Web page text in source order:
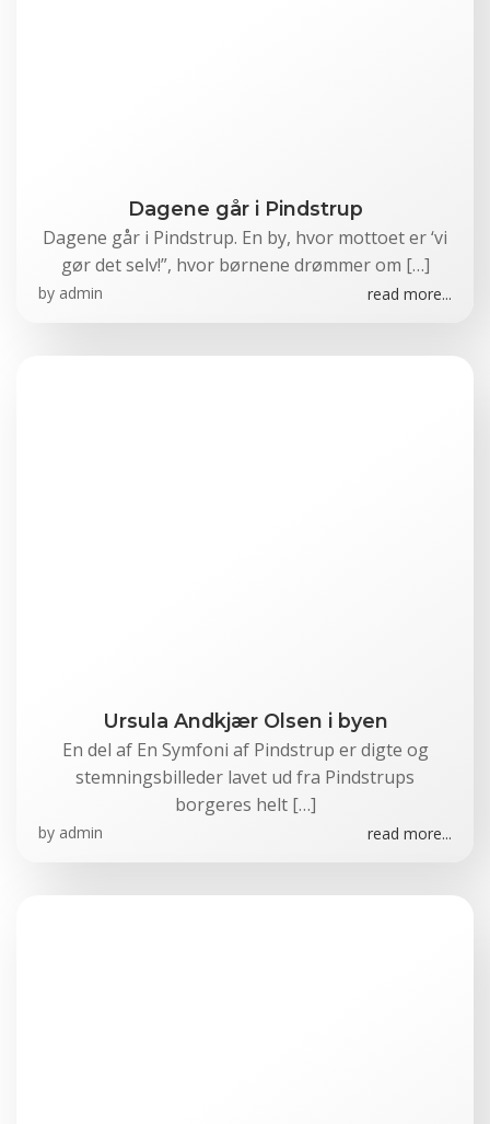
Dagene går i Pindstrup
Dagene går i Pindstrup. En by, hvor mottoet er ‘vi
gør det selv!”, hvor børnene drømmer om […]
by admin read more...
Ursula Andkjær Olsen i byen
En del af En Symfoni af Pindstrup er digte og
stemningsbilleder lavet ud fra Pindstrups
borgeres helt […]
by admin read more...